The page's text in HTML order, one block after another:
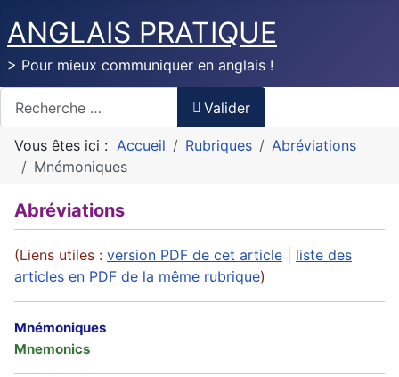
ANGLAIS PRATIQUE
> Pour mieux communiquer en anglais !
Valider
Vous êtes ici : Accueil Rubriques
Abréviations
Mnémoniques
Abréviations
(Liens utiles : version PDF de cet article
liste des
articles en PDF de la même rubrique)
Mnémoniques
Mnemonics